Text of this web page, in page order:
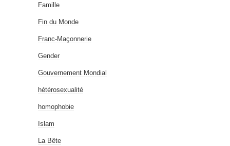
Famille
Fin du Monde
Franc-Maçonnerie
Gender
Gouvernement Mondial
hétérosexualité
homophobie
Islam
La Bête